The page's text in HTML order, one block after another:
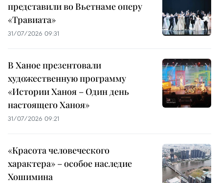
представили во Вьетнаме оперу
«Травиата»
31/07/2026 09:31
В Ханое презентовали
художественную программу
«Истории Ханоя – Один день
настоящего Ханоя»
31/07/2026 09:21
«Красота человеческого
характера» – особое наследие
Хошимина